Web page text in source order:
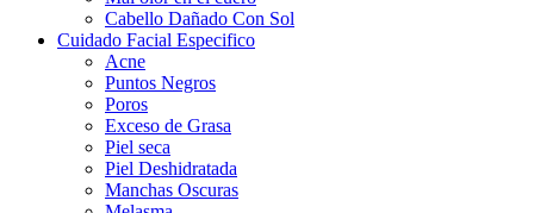
Cabello Dañado Con Sol
Cuidado Facial Especifico
Acne
Puntos Negros
Poros
Exceso de Grasa
Piel seca
Piel Deshidratada
Manchas Oscuras